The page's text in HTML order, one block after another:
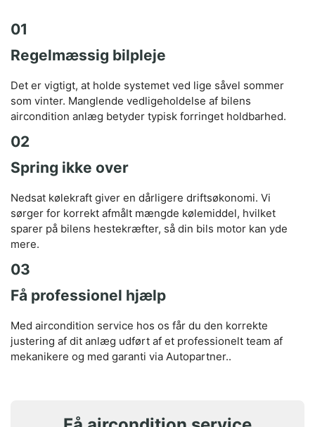
01
Regelmæssig bilpleje
Det er vigtigt, at holde systemet ved lige såvel sommer
som vinter. Manglende vedligeholdelse af bilens
aircondition anlæg betyder typisk forringet holdbarhed.
02
Spring ikke over
Nedsat kølekraft giver en dårligere driftsøkonomi. Vi
sørger for korrekt afmålt mængde kølemiddel, hvilket
sparer på bilens hestekræfter, så din bils motor kan yde
mere.
03
Få professionel hjælp
Med aircondition service hos os får du den korrekte
justering af dit anlæg udført af et professionelt team af
mekanikere og med garanti via Autopartner..